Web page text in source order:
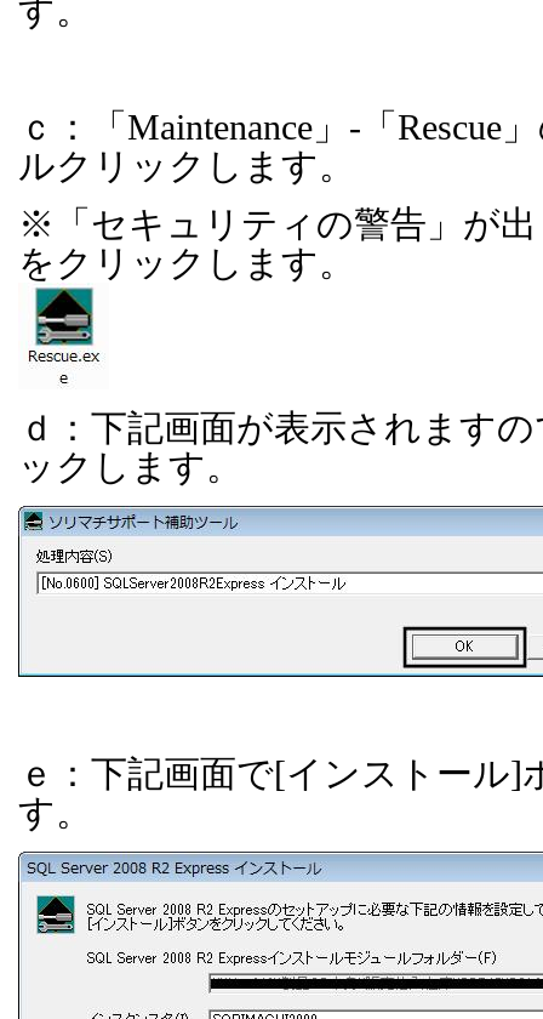
す。
ｃ：「 Maintenance 」 - 「 Rescue
ルクリックします。
※「セキュリティの警告」が
をクリックします。
ｄ：下記画面が表示されます
ックします。
ｅ：下記画面で[インストール]
す。